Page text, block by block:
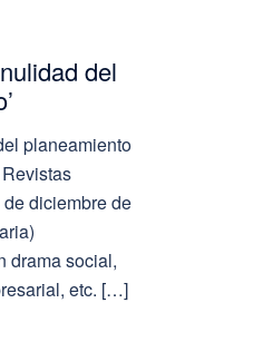
del
planeamiento
diciembre de
drama social,
etc. […]